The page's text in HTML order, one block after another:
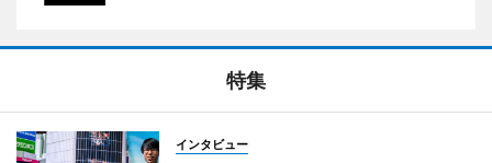
特集
インタビュー